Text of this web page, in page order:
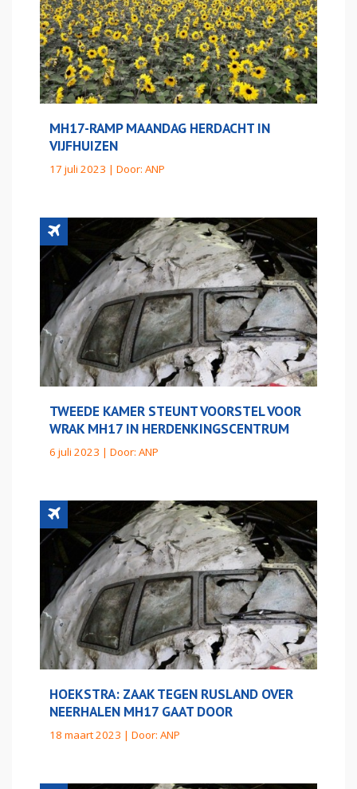
MH17-RAMP MAANDAG HERDACHT IN
VIJFHUIZEN
17 juli 2023 | Door: ANP
TWEEDE KAMER STEUNT VOORSTEL VOOR
WRAK MH17 IN HERDENKINGSCENTRUM
6 juli 2023 | Door: ANP
HOEKSTRA: ZAAK TEGEN RUSLAND OVER
NEERHALEN MH17 GAAT DOOR
18 maart 2023 | Door: ANP